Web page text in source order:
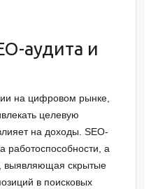
аудита и
на цифровом рынке,
целевую
на доходы. SEO-
работоспособности, а
выявляющая скрытые
в поисковых